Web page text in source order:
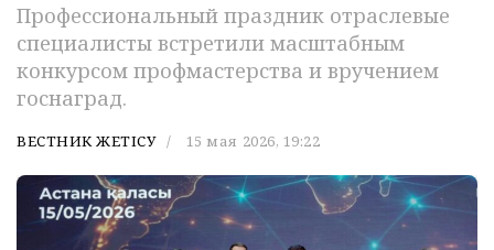
Профессиональный праздник отраслевые
специалисты встретили масштабным
конкурсом профмастерства и вручением
госнаград.
ВЕСТНИК ЖЕТІСУ 15 мая 2026, 19:22